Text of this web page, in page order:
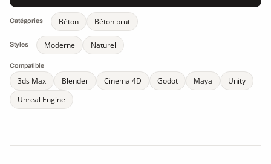
Catégories Béton Béton brut
Styles Moderne Naturel
Compatible
3ds Max Blender Cinema 4D Godot Maya
Unity
Unreal Engine